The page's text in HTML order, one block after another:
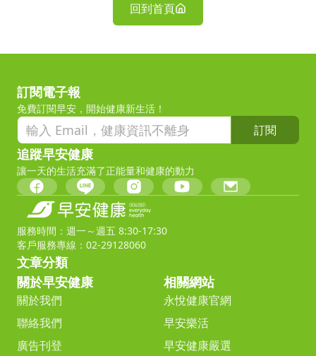
回到首頁
訂閱電子報
免費訂閱早安，開始健康新生活！
訂閱
追蹤早安健康
讓一天的生活充滿了正能量和健康的動力
服務時間：週一～週五 8:30-17:30
客戶服務專線：02-29128060
文章分類
關於早安健康
關於我們
聯絡我們
廣告刊登
相關網站
永悅健康官網
早安樂活
早安健康嚴選